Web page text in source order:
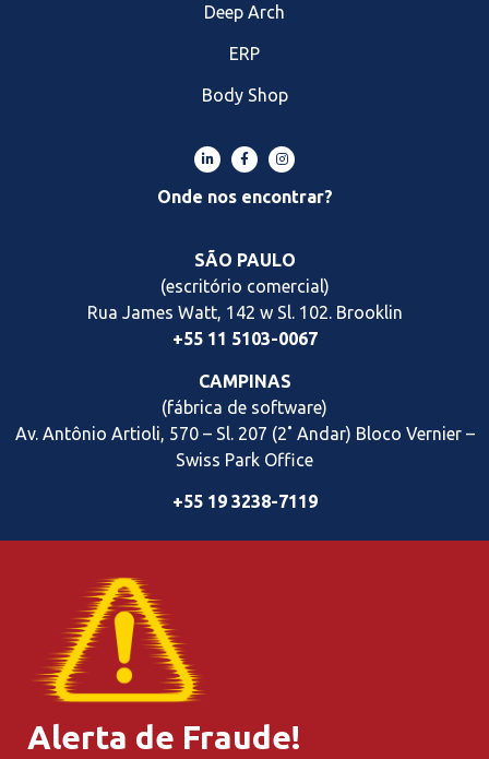
Deep Arch
ERP
Body Shop
Onde nos encontrar?
SÃO PAULO
(escritório comercial)
Rua James Watt, 142 w Sl. 102. Brooklin
+55 11 5103-0067
CAMPINAS
(fábrica de software)
Av. Antônio Artioli, 570 – Sl. 207 (2˚ Andar) Bloco Vernier –
Swiss Park Office
+55 19 3238-7119
Alerta de Fraude!